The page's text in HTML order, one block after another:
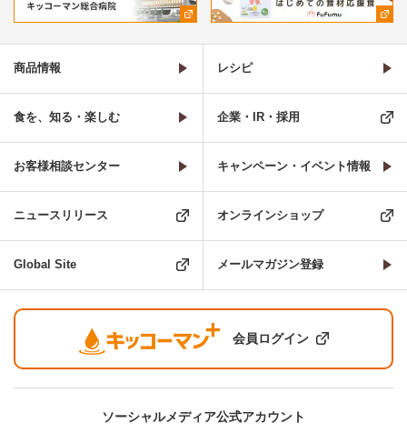
商品情報 レシピ
食を、知る・楽しむ 企業・IR・採用
お客様相談センター キャンペーン・イベント情報
ニュースリリース オンラインショップ
Global Site メールマガジン登録
会員ログイン
ソーシャルメディア公式アカウント